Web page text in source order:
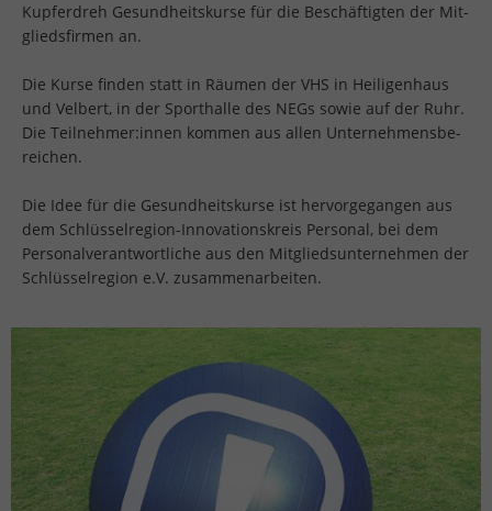
Kup­fer­dreh Ge­sund­heits­kur­se für die Be­schäf­tig­ten der Mit­
glieds­fir­men an.
Die Kurse fin­den statt in Räu­men der VHS in Hei­li­gen­haus
und Vel­bert, in der Sport­hal­le des NEGs sowie auf der Ruhr.
Die Teil­neh­mer:innen kom­men aus allen Un­ter­neh­mens­be­
rei­chen.
Die Idee für die Ge­sund­heits­kur­se ist her­vor­ge­gan­gen aus
dem Schlüs­sel­re­gi­on-In­no­va­ti­ons­kreis Per­so­nal, bei dem
Per­so­nal­ver­ant­wort­li­che aus den Mit­glieds­un­ter­neh­men der
Schlüs­sel­re­gi­on e.V. zu­sam­men­ar­bei­ten.